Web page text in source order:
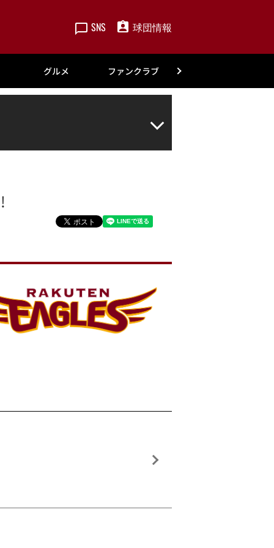
SNS 球団情報
グルメ ファンクラブ